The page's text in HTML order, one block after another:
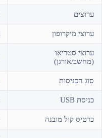
ערוצים
ערוצי מיקרופון
ערוצי סטריאו
(מחשב/אורגן)
סוג הכניסות
כניסת USB
כרטיס קול מובנה